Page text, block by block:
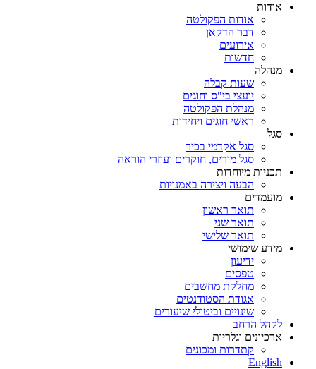
אודות
אודות הפקולטה
דבר הדקאן
אירועים
חדשות
מנהלה
שעות קבלה
יועצי בי"ס וחוגים
מנהלת הפקולטה
ראשי חוגים ויחידות
סגל
סגל אקדמי בכיר
סגל מורים, חוקרים ועוזרי הוראה
תכניות מיוחדות
הבעה ויצירה באמנויות
מועמדים
תואר ראשון
תואר שני
תואר שלישי
מידע שימושי
ידיעון
טפסים
מחלקת מחשבים
אגודת הסטודנטים
שינויים וביטולי שיעורים
לקהל הרחב
ארכיונים וגלריות
קתדרות ומכונים
English